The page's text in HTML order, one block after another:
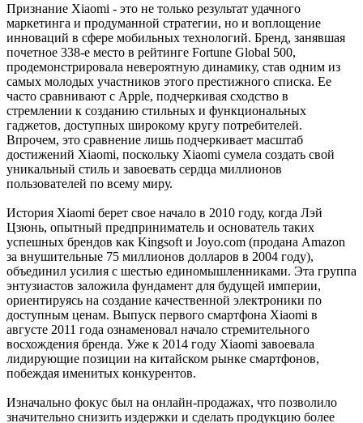
Признание Xiaomi - это не только результат удачного
маркетинга и продуманной стратегии, но и воплощение
инноваций в сфере мобильных технологий. Бренд, занявшая
почетное 338-е место в рейтинге Fortune Global 500,
продемонстрировала невероятную динамику, став одним из
самых молодых участников этого престижного списка. Ее
часто сравнивают с Apple, подчеркивая сходство в
стремлении к созданию стильных и функциональных
гаджетов, доступных широкому кругу потребителей.
Впрочем, это сравнение лишь подчеркивает масштаб
достижений Xiaomi, поскольку Xiaomi сумела создать свой
уникальный стиль и завоевать сердца миллионов
пользователей по всему миру.
История Xiaomi берет свое начало в 2010 году, когда Лэй
Цзюнь, опытный предприниматель и основатель таких
успешных брендов как Kingsoft и Joyo.com (продана Amazon
за внушительные 75 миллионов долларов в 2004 году),
объединил усилия с шестью единомышленниками. Эта группа
энтузиастов заложила фундамент для будущей империи,
ориентируясь на создание качественной электроники по
доступным ценам. Выпуск первого смартфона Xiaomi в
августе 2011 года ознаменовал начало стремительного
восхождения бренда. Уже к 2014 году Xiaomi завоевала
лидирующие позиции на китайском рынке смартфонов,
побеждая именитых конкурентов.
Изначально фокус был на онлайн-продажах, что позволило
значительно снизить издержки и сделать продукцию более